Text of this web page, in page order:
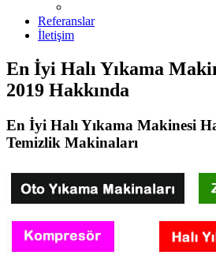
Referanslar
İletişim
En İyi Halı Yıkama
2019 Hakkında
En İyi Halı Yıkama Makinesi
Temizlik Makinaları